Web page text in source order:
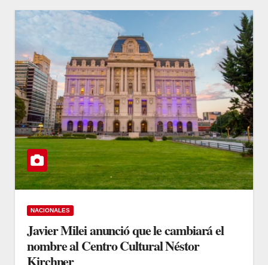
NACIONALES
Javier Milei anunció que le cambiará el
nombre al Centro Cultural Néstor
Kirchner